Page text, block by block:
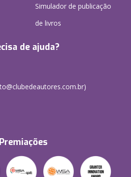
Simulador de publicação
de livros
de ajuda?
Premiações